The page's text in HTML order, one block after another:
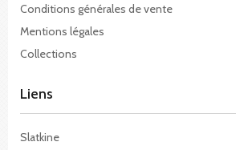
Conditions générales de vente
Mentions légales
Collections
Liens
Slatkine